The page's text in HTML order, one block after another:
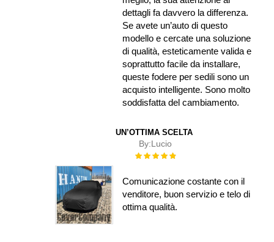
dettagli fa davvero la differenza.
Se avete un’auto di questo
modello e cercate una soluzione
di qualità, esteticamente valida e
soprattutto facile da installare,
queste fodere per sedili sono un
acquisto intelligente. Sono molto
soddisfatta del cambiamento.
UN’OTTIMA SCELTA
By:Lucio
Rating:
Comunicazione costante con il
venditore, buon servizio e telo di
ottima qualità.